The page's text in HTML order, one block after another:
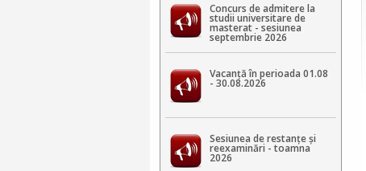
Concurs de admitere la
studii universitare de
masterat - sesiunea
septembrie 2026
Vacanță în perioada 01.08
- 30.08.2026
Sesiunea de restanțe și
reexaminări - toamna
2026